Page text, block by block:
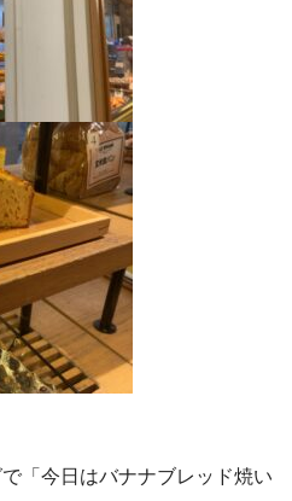
「今日はバナナブレッド焼い